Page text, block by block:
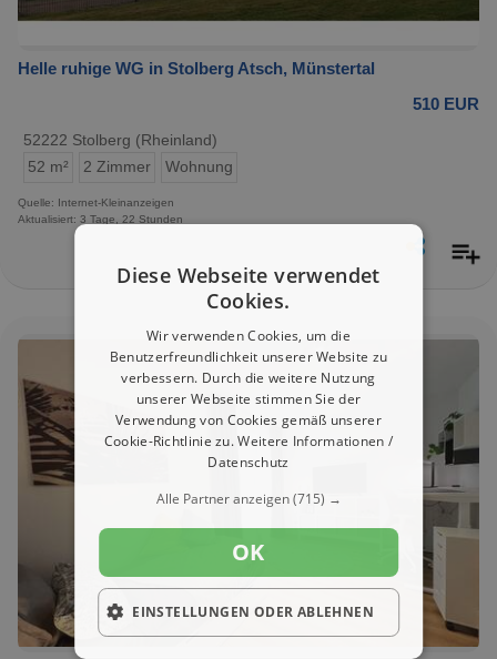
Helle ruhige WG in Stolberg Atsch, Münstertal
510 EUR
52222 Stolberg (Rheinland)
52 m²
2 Zimmer Wohnung
Quelle: Internet-Kleinanzeigen
Aktualisiert: 3 Tage, 22 Stunden
Diese Webseite verwendet
Cookies.
Wir verwenden Cookies, um die
Benutzerfreundlichkeit unserer Website zu
verbessern. Durch die weitere Nutzung
unserer Webseite stimmen Sie der
Verwendung von Cookies gemäß unserer
Cookie-Richtlinie zu.Weitere Informationen /
Datenschutz
Alle Partner anzeigen(715) →
OK
EINSTELLUNGEN ODER ABLEHNEN